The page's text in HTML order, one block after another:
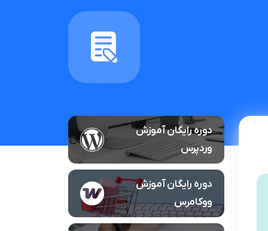
دوره رایگان آموزش
وردپرس
دوره رایگان آموزش
ووکامرس